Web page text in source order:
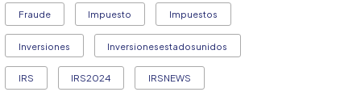
Fraude Impuesto Impuestos
Inversiones Inversionesestadosunidos
IRS IRS2024 IRSNEWS